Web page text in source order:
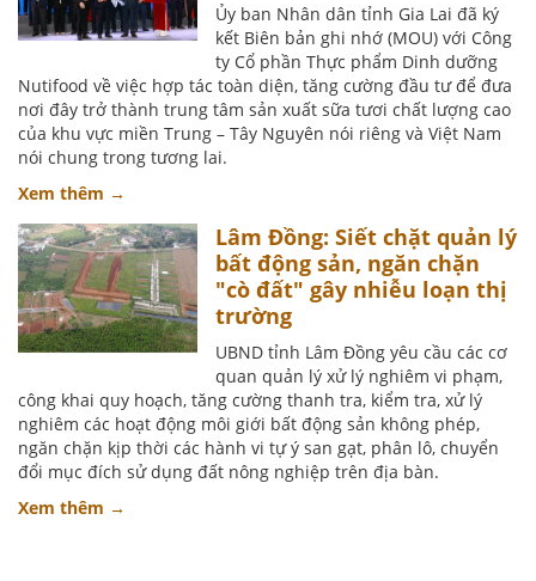
Ủy ban Nhân dân tỉnh Gia Lai đã ký
kết Biên bản ghi nhớ (MOU) với Công
ty Cổ phần Thực phẩm Dinh dưỡng
Nutifood về việc hợp tác toàn diện, tăng cường đầu tư để đưa
nơi đây trở thành trung tâm sản xuất sữa tươi chất lượng cao
của khu vực miền Trung – Tây Nguyên nói riêng và Việt Nam
nói chung trong tương lai.
Xem thêm →
Lâm Đồng: Siết chặt quản lý
bất động sản, ngăn chặn
"cò đất" gây nhiễu loạn thị
trường
UBND tỉnh Lâm Đồng yêu cầu các cơ
quan quản lý xử lý nghiêm vi phạm,
công khai quy hoạch, tăng cường thanh tra, kiểm tra, xử lý
nghiêm các hoạt động môi giới bất động sản không phép,
ngăn chặn kịp thời các hành vi tự ý san gạt, phân lô, chuyển
đổi mục đích sử dụng đất nông nghiệp trên địa bàn.
Xem thêm →